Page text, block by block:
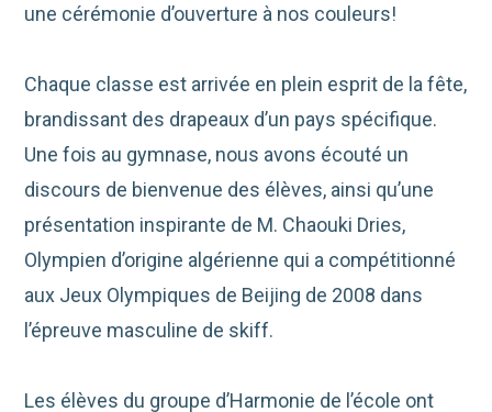
une cérémonie d’ouverture à nos couleurs!
Chaque classe est arrivée en plein esprit de la fête,
brandissant des drapeaux d’un pays spécifique.
Une fois au gymnase, nous avons écouté un
discours de bienvenue des élèves, ainsi qu’une
présentation inspirante de M. Chaouki Dries,
Olympien d’origine algérienne qui a compétitionné
aux Jeux Olympiques de Beijing de 2008 dans
l’épreuve masculine de skiff.
Les élèves du groupe d’Harmonie de l’école ont